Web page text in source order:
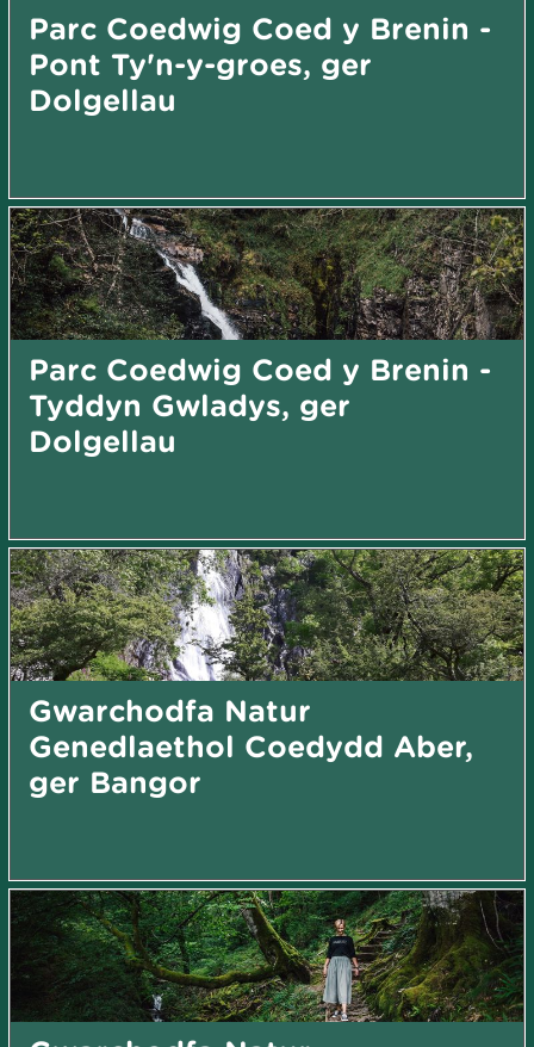
Parc Coedwig Coed y Brenin -
Pont Ty'n-y-groes, ger
Dolgellau
Parc Coedwig Coed y Brenin -
Tyddyn Gwladys, ger
Dolgellau
Gwarchodfa Natur
Genedlaethol Coedydd Aber,
ger Bangor